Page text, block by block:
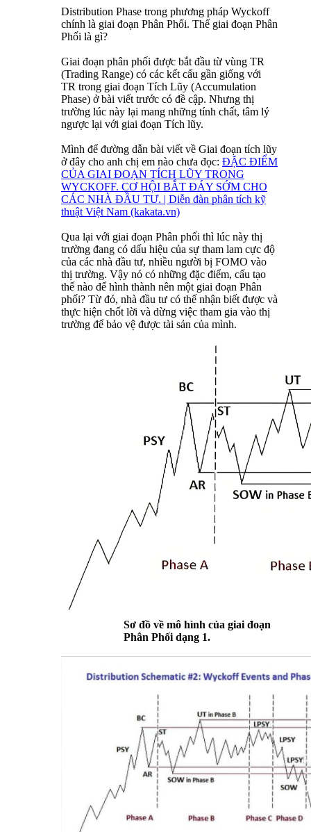
Distribution Phase trong phương pháp Wyckoff
chính là giai đoạn Phân Phối. Thế giai đoạn Phân
Phối là gì?
Giai đoạn phân phối được bắt đầu từ vùng TR
(Trading Range) có các kết cấu gần giống với
TR trong giai đoạn Tích Lũy (Accumulation
Phase) ở bài viết trước có đề cập. Nhưng thị
trường lúc này lại mang những tính chất, tâm lý
ngược lại với giai đoạn Tích lũy.
Mình để đường dẫn bài viết về Giai đoạn tích lũy
ở đây cho anh chị em nào chưa đọc: ĐẶC ĐIỂM
CỦA GIAI ĐOẠN TÍCH LŨY TRONG
WYCKOFF. CƠ HỘI BẮT ĐÁY SỚM CHO
CÁC NHÀ ĐẦU TƯ. | Diễn đàn phân tích kỹ
thuật Việt Nam (kakata.vn)
Qua lại với giai đoạn Phân phối thì lúc này thị
trường đang có dấu hiệu của sự tham lam cực độ
của các nhà đầu tư, nhiều người bị FOMO vào
thị trường. Vậy nó có những đặc điểm, cấu tạo
thế nào để hình thành nên một giai đoạn Phân
phối? Từ đó, nhà đầu tư có thế nhận biết được và
thực hiện chốt lời và dừng việc tham gia vào thị
trường để bảo vệ được tài sản của mình.
Sơ đồ về mô hình của giai đoạn
Phân Phối dạng 1.